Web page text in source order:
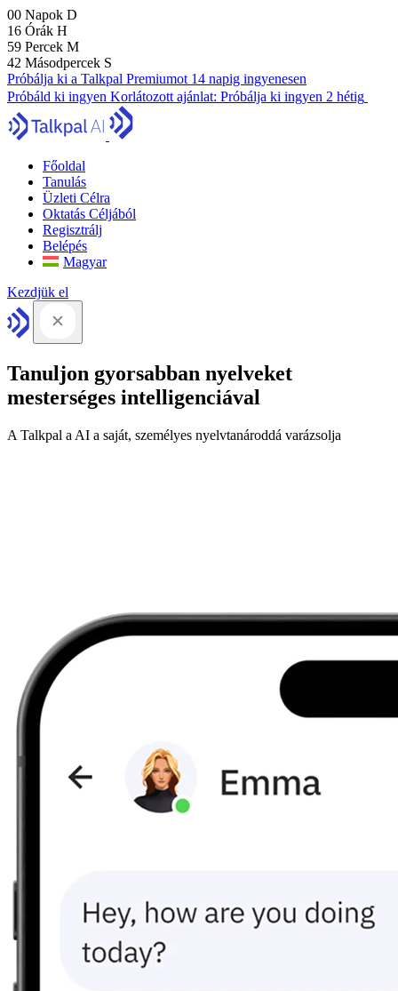
00 Napok D
16 Órák H
59 Percek M
41 Másodpercek S
Próbálja ki a Talkpal Premiumot 14 napig ingyenesen
Próbáld ki ingyen Korlátozott ajánlat: Próbálja ki ingyen 2 hétig
Főoldal
Tanulás
Üzleti Célra
Oktatás Céljából
Regisztrálj
Belépés
Magyar
Kezdjük el
Tanuljon gyorsabban nyelveket
mesterséges intelligenciával
A Talkpal a AI a saját, személyes nyelvtanároddá varázsolja